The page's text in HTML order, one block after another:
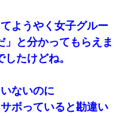
歳児を託児 俺嫁はそこまで気
が俺嫁に懐くので最後らへん
に来た翌日…
たが後悔しかない…
ｗｗｗｗｗ
ようやく女子グルー
」と分かってもらえま
たけどね。
ないのに
ボっていると勘違い